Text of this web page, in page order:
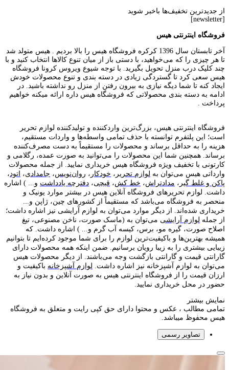
از جدیدترین تخفیف‌ها باخبر شوید
[newsletter]
فروشگاه اینترنتی هیس
آخر تابستان سال 1396 کرکره فروشگاه هیس را بالا بردیم . هیس متولد شد
تا هر چیزی را که می‌خواهید، با دستی باز از میان تنوع کالاها انتخاب کنید و با
چند کلیک درب منزل تحویل بگیرید. با توجه شیوع ویروس کرونا فروشگاه
هیس سعی کرد تا گستردگی زیادی در دسته بندی و تنوع محصولات خودش
ایجاد کنه تا شما دیگه نیازی به بیرون رفتن از منزل رو نداشته باشید. در
ادامه به دسته بندی محصولاتی که فروشگاه هیس داره ارائه میکنه خواهیم
پرداخت .
فروشگاه اینترنتی هیس، بزرگ‌ترین وارد‌کننده و تولید‌کننده لوازم تحریر
است؛ این پلتفرم توانسته با حذف تمامی واسطه‌ها و واردات مستقیم،
هزینه را به حداقل برساند و محصولات را مستقیماً به دست مصرف‌کننده
برساند. همچنین شما این محصولات را می‌توانید به صورت عمده، رگلامی و
کارتونی با تخفیف ویژه فروشگاه هیس خریداری نمایید. از جمله محصولات
وارداتی هیس می‌توان به لوازم تحریر ، خودکار ، روان‌نویس، جامدادی، اتود،
پاکن و غلط گیر ، مدادتراش، خط کش، قیچی، دفترچه یادداشت و... ) اشاره
داشت. لوازم تحریر‌های فروشگاه آنلاین هیس در بیشتر موارد یونیک و
منحصر به فروشگاه می‌باشد که مستقیماً از کشور‌های چین، ژاپن و...
خریداری شده‌اند. از دیگر موارد می‌توان به لوازم آرایشی نیز اشاره داشت؛
از جمله لوازم آرایشی می‌توان به (ماسک صورت، ناخن مصنوعی، تیغ
اصلاح صورت، گیره مو، برس، کیسه آب گرم و... ) اشاره داشت. که
همیشه بهترین‌ها و باکیفیت‌ترین لوازم را برای شما موجود کرده‌ایم تا بتوانیم
زیبایی بیشتری را به زیبا رویان برسانیم. ضمن اینکه همه محصولات دارای
گارانتی قیمت و گارانتی بازگشت وجه می‌باشند. از دیگر محصولات هیس
می‌توان به لوازم آشپزخانه نیز اشاره داشت. لوازم آشپزخانه باکیفیت و
ارزان قیمت را از فروشگاه اینترنتی هیس به صورت آنلاین و بدون نیاز به
حضور در محل خریداری نمایید.
نمایش بیشتر
تمامی مطالب ، عکس و محتوا دارای حق کپی رایت و متعلق به فروشگاه
هیس محفوظ میباشد.
تصاویر رسمی